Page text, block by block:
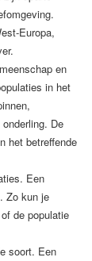
Europa,
en
in het
De
het betreffende
Een
Zo kun je
de populatie
soort. Een